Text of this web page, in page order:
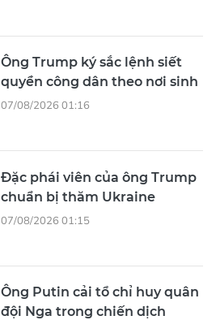
Ông Trump ký sắc lệnh siết
quyền công dân theo nơi sinh
07/08/2026 01:16
Đặc phái viên của ông Trump
chuẩn bị thăm Ukraine
07/08/2026 01:15
Ông Putin cải tổ chỉ huy quân
đội Nga trong chiến dịch